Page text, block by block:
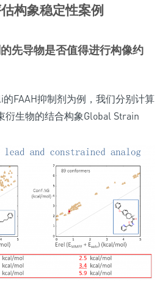
构象稳定性案例
先导物是否值得进行构像约
FAAH抑制剂为例，我们分别计算
衍生物的结合构象Global Strain